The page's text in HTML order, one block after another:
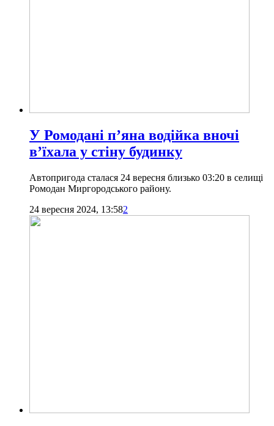
У Ромодані п’яна водійка вночі
в’їхала у стіну будинку
Автопригода сталася 24 вересня близько 03:20 в селищі
Ромодан Миргородського району.
24 вересня 2024, 13:582